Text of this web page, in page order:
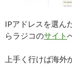
IPアドレスを選ん
らラジコのサイト
上手く行けば海